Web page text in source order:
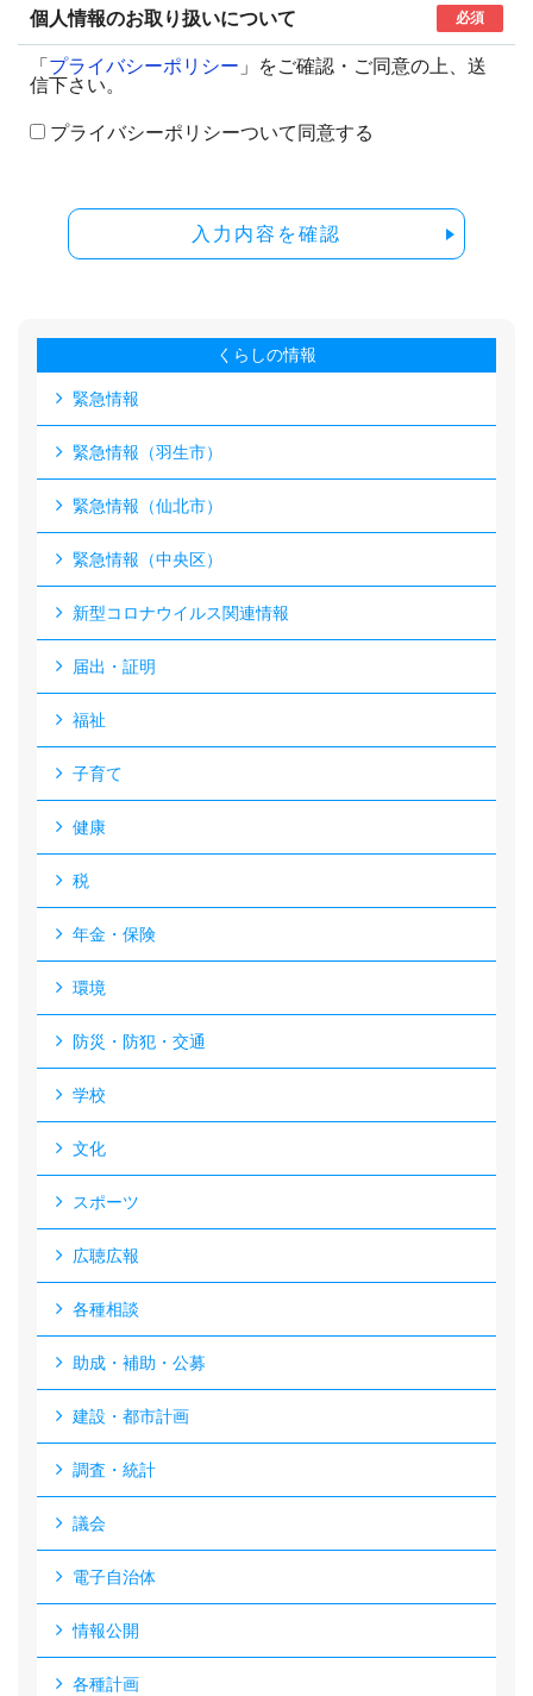
個人情報のお取り扱いについて 必須
「 プライバシーポリシー 」をご確認・ご同意の上、送
信下さい。
プライバシーポリシーついて同意する
入力内容を確認
くらしの情報
緊急情報
緊急情報（羽生市）
緊急情報（仙北市）
緊急情報（中央区）
新型コロナウイルス関連情報
届出・証明
福祉
子育て
健康
税
年金・保険
環境
防災・防犯・交通
学校
文化
スポーツ
広聴広報
各種相談
助成・補助・公募
建設・都市計画
調査・統計
議会
電子自治体
情報公開
各種計画